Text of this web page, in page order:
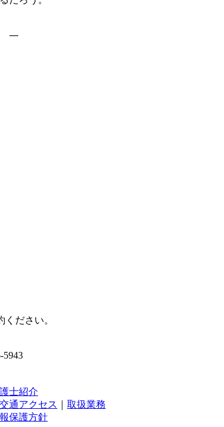
士紹介
交通アクセス
取扱業務
保護方針